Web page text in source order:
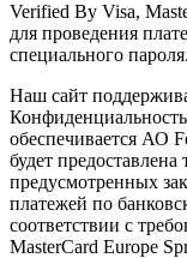
Verified By Visa,
для проведения
специального пароля.
Наш сайт
обеспечивается АО
будет
предусмотренных
платежей по
соответствии с
MasterCard Europe